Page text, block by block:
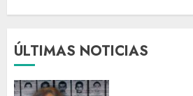
ÚLTIMAS NOTICIAS
1 AGOSTO 7, 2026